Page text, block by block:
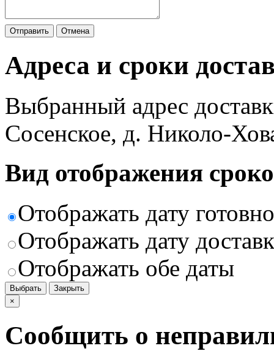
Отправить Отмена
Адреса и сроки
Выбранный адрес
Сосенское, д. Николо-
Вид отображения
Отображать дату
Отображать дату
Отображать обе даты
Выбрать
Закрыть
×
Сообщить о